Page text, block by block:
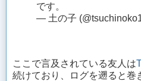
です。
— 土の子
ここで言及されている友人は
続けており、ログを遡ると巻